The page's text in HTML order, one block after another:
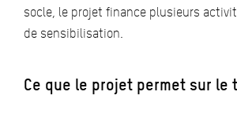
socle, le projet finance plusieurs
de sensibilisation.
Ce que le projet permet sur le